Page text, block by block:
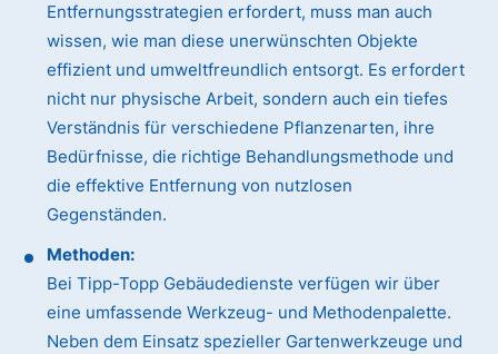
Entfernungsstrategien erfordert, muss man auch
wissen, wie man diese unerwünschten Objekte
effizient und umweltfreundlich entsorgt. Es erfordert
nicht nur physische Arbeit, sondern auch ein tiefes
Verständnis für verschiedene Pflanzenarten, ihre
Bedürfnisse, die richtige Behandlungsmethode und
die effektive Entfernung von nutzlosen
Gegenständen.
Methoden:
Bei Tipp-Topp Gebäudedienste verfügen wir über
eine umfassende Werkzeug- und Methodenpalette.
Neben dem Einsatz spezieller Gartenwerkzeuge und